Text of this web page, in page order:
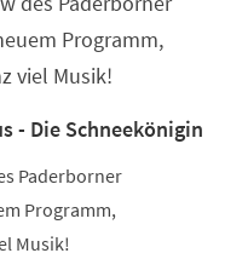
Programm,
viel Musik!
- Die Schneekönigin
Paderborner
Programm,
Musik!